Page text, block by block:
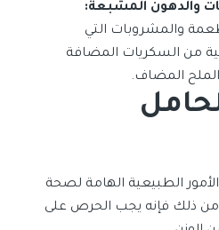
والدهون المشبعة:
والمشروبات التي
من السكريات المضافة
المضاف.
الطبيعية الهامة لصحة
من ذلك فإنه يجب الحرص على